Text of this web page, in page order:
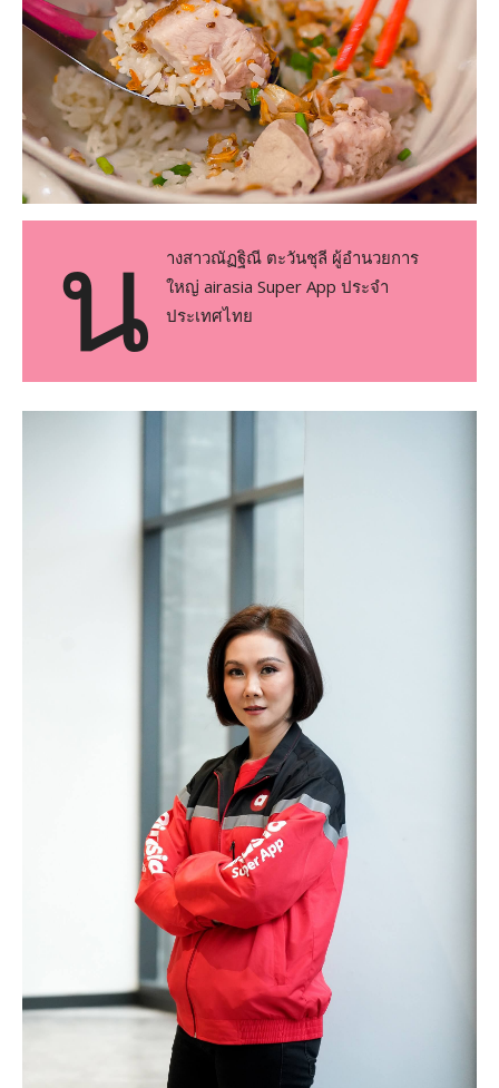
น
างสาวณัฏฐิณี ตะวันชุลี ผู้อำนวยการ
ใหญ่ airasia Super App ประจำ
ประเทศไทย